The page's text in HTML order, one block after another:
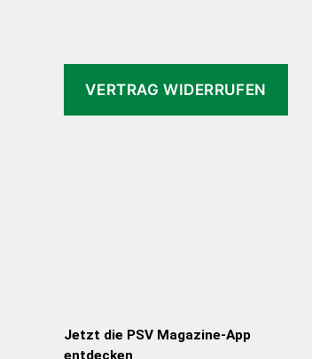
VERTRAG WIDERRUFEN
Jetzt die PSV Magazine-App